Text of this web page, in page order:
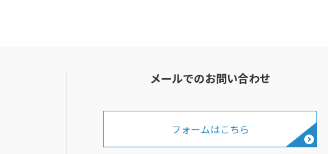
メールでのお問い合わせ
フォームはこちら